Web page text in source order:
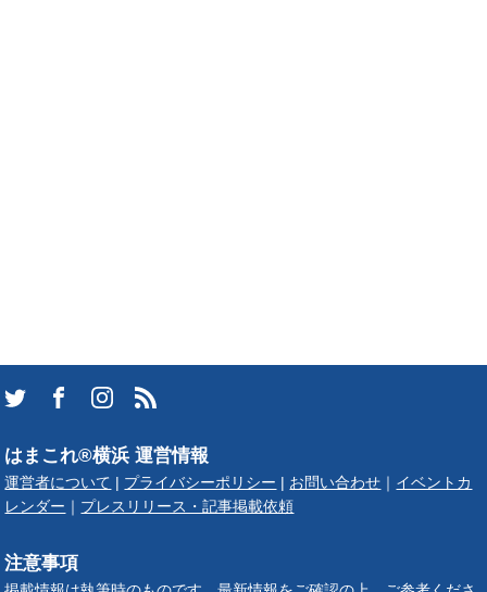
はまこれ®横浜 運営情報
運営者について プライバシーポリシー お問い合わせ
イベントカ
レンダー
プレスリリース・記事掲載依頼
注意事項